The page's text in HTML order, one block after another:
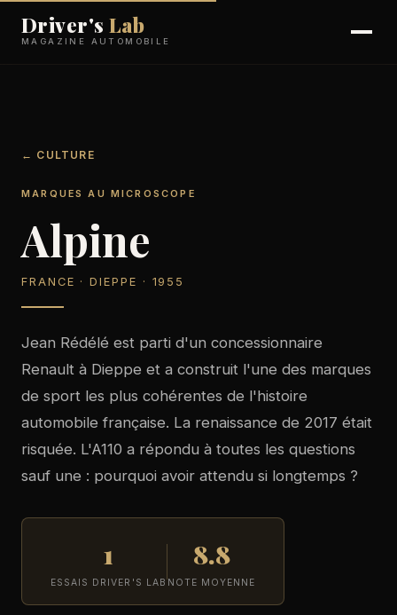
Driver'sLab
MAGAZINE AUTOMOBILE
← CULTURE
MARQUES AU MICROSCOPE
Alpine
FRANCE · DIEPPE · 1955
Jean Rédélé est parti d'un concessionnaire
Renault à Dieppe et a construit l'une des marques
de sport les plus cohérentes de l'histoire
automobile française. La renaissance de 2017 était
risquée. L'A110 a répondu à toutes les questions
sauf une : pourquoi avoir attendu si longtemps ?
1
ESSAIS DRIVER'S LAB
8.8
NOTE MOYENNE